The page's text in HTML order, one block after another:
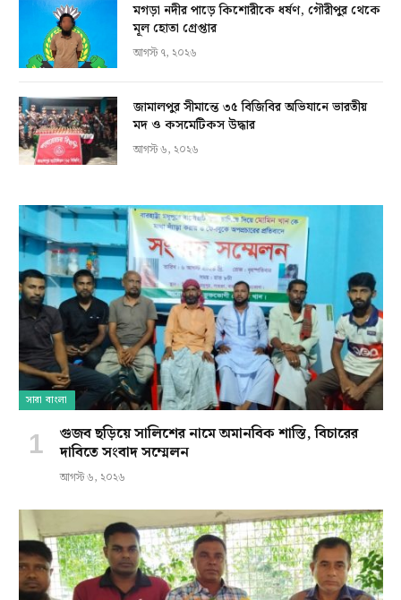
মগড়া নদীর পাড়ে কিশোরীকে ধর্ষণ, গৌরীপুর থেকে
মূল হোতা গ্রেপ্তার
আগস্ট ৭, ২০২৬
জামালপুর সীমান্তে ৩৫ বিজিবির অভিযানে ভারতীয়
মদ ও কসমেটিকস উদ্ধার
আগস্ট ৬, ২০২৬
সারা বাংলা
গুজব ছড়িয়ে সালিশের নামে অমানবিক শাস্তি, বিচারের
দাবিতে সংবাদ সম্মেলন
আগস্ট ৬, ২০২৬